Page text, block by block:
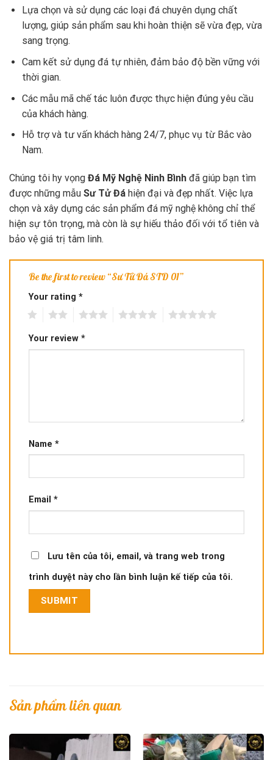
Lựa chọn và sử dụng các loại đá chuyên dụng chất
lượng, giúp sản phẩm sau khi hoàn thiện sẽ vừa đẹp, vừa
sang trọng.
Cam kết sử dụng đá tự nhiên, đảm bảo độ bền vững với
thời gian.
Các mẫu mã chế tác luôn được thực hiện đúng yêu cầu
của khách hàng.
Hỗ trợ và tư vấn khách hàng 24/7, phục vụ từ Bắc vào
Nam.
Chúng tôi hy vọng Đá Mỹ Nghệ Ninh Bình đã giúp bạn tìm
được những mẫu Sư Tử Đá hiện đại và đẹp nhất. Việc lựa
chọn và xây dựng các sản phẩm đá mỹ nghệ không chỉ thể
hiện sự tôn trọng, mà còn là sự hiếu thảo đối với tổ tiên và
bảo vệ giá trị tâm linh.
Be the first to review “Sư Tử Đá STD 01”
Your rating *
Your review *
Name *
Email *
Lưu tên của tôi, email, và trang web trong
trình duyệt này cho lần bình luận kế tiếp của tôi.
Sản phẩm liên quan